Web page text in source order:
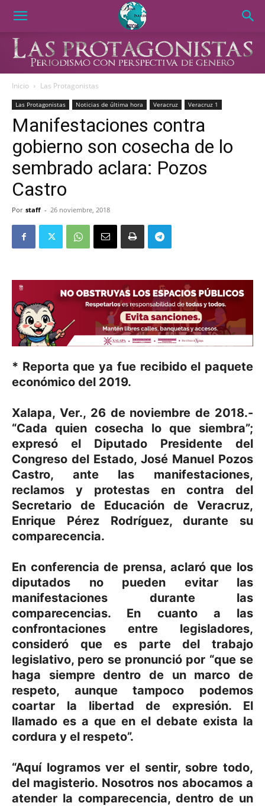
Inicio Las Protagonistas
Las Protagonistas Noticias de última hora Veracruz Veracruz 1
Manifestaciones contra
gobierno son cosecha de lo
sembrado aclara: Pozos
Castro
Por staff - 26 noviembre, 2018
* Reporta que ya fue recibido el paquete
económico del 2019.
Xalapa, Ver., 26 de noviembre de 2018.-
“Cada quien cosecha lo que siembra”;
expresó el Diputado Presidente del
Congreso del Estado, José Manuel Pozos
Castro, ante las manifestaciones,
reclamos y protestas en contra del
Secretario de Educación de Veracruz,
Enrique Pérez Rodríguez, durante su
comparecencia.
En conferencia de prensa, aclaró que los
diputados no pueden evitar las
manifestaciones durante las
comparecencias. En cuanto a las
confrontaciones entre legisladores,
consideró que es parte del trabajo
legislativo, pero se pronunció por “que se
haga siempre dentro de un marco de
respeto, aunque tampoco podemos
coartar la libertad de expresión. El
llamado es a que en el debate exista la
cordura y el respeto”.
“Aquí logramos ver el sentir, sobre todo,
del magisterio. Nosotros nos abocamos a
atender la comparecencia, dentro de un